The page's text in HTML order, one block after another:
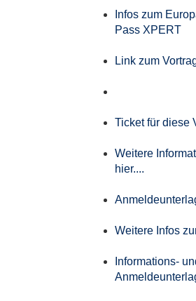
Infos zum
Pass XPERT
Link zum
Ticket für diese
Weitere
hier....
Weitere Infos
Informations-